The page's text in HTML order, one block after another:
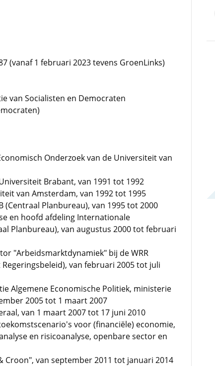
(vanaf 1 februari 2023 tevens GroenLinks)
van Socialisten en Democraten
Onderzoek van de Universiteit van
Brabant, van 1991 tot 1992
van Amsterdam, van 1992 tot 1995
(Centraal Planbureau), van 1995 tot 2000
en hoofd afdeling Internationale
Planbureau), van augustus 2000 tot februari
"Arbeidsmarktdynamiek" bij de WRR
van februari 2005 tot juli
Algemene Economische Politiek, ministerie
2005 tot 1 maart 2007
van 1 maart 2007 tot 17 juni 2010
voor (financiële) economie,
en risicoanalyse, openbare sector en
Croon", van september 2011 tot januari 2014